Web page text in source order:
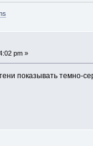
pm »
показывать темно-